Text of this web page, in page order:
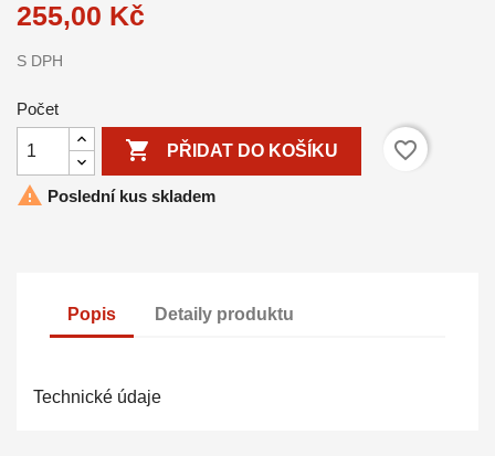
255,00 Kč
S DPH
Počet
 PŘIDAT DO KOŠÍKU
favorite_border
 Poslední kus skladem
Popis Detaily produktu
Technické údaje